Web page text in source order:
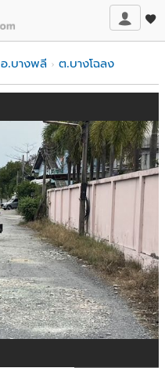
อ.บางพลี ต.บางโฉลง